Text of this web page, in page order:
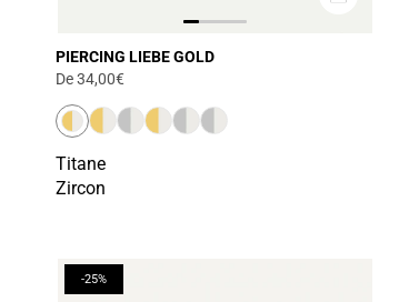
PIERCING LIEBE GOLD
De34,00€
Titane
Zircon
-25%